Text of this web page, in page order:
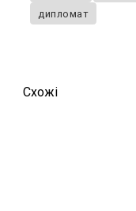
дипломат
Схожi